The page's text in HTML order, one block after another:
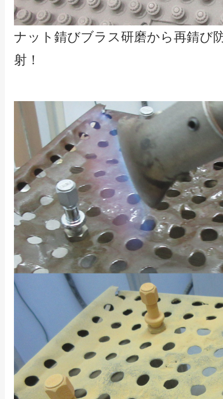
ナット錆びブラス研磨から再錆び
射！